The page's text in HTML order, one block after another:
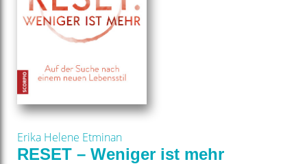
Erika Helene Etminan
RESET – Weniger ist mehr